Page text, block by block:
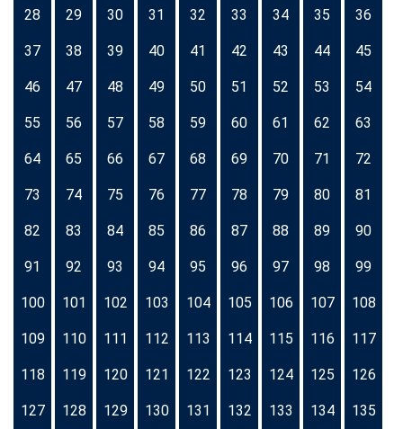
28 29 30 31 32 33 34 35 36
37 38 39 40 41 42 43 44 45
46 47 48 49 50 51 52 53 54
55 56 57 58 59 60 61 62 63
64 65 66 67 68 69 70 71 72
73 74 75 76 77 78 79 80 81
82 83 84 85 86 87 88 89 90
91 92 93 94 95 96 97 98 99
100 101 102 103 104 105 106 107 108
109 110 111 112 113 114 115 116 117
118 119 120 121 122 123 124 125 126
127 128 129 130 131 132 133 134 135